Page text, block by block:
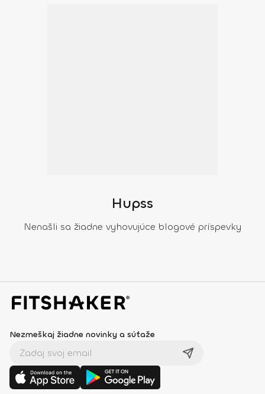
Hupss
Nenašli sa žiadne vyhovujúce blogové príspevky
Nezmeškaj žiadne novinky a súťaže